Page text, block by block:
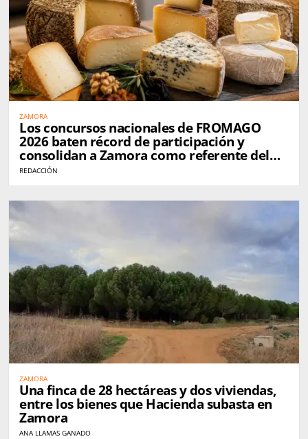
ZAMORA
Los concursos nacionales de FROMAGO
2026 baten récord de participación y
consolidan a Zamora como referente del
queso en España
REDACCIÓN
ZAMORA
Una finca de 28 hectáreas y dos viviendas,
entre los bienes que Hacienda subasta en
Zamora
ANA LLAMAS GANADO